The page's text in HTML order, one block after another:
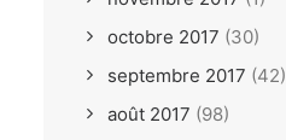
octobre 2017 (30)
septembre 2017 (42)
août 2017 (98)